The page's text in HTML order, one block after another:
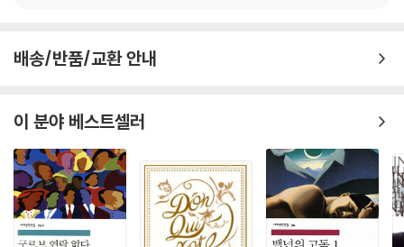
이모 에밀리아, 집안일을 도맡은 안토니아, 아이들을 건사하며 우스꽝스
럽게 ‘치노(Chino)’라 불리는 안토니아의 아들 라우로가 산다. 보르하는
사촌이자 마티아의 그림자 같은 존재로, 교묘한 장난과 조롱으로 섬의 권
력 언어를 ‘연습’한다. 소작인의 아들 마누엘은 가난과 오해의 상징 같으며,
그 존재 자체로 아이들의 세계 질서를 어긋나게 한다. 작품은 여름 방학처
럼 보이는 몇 주 동안, 섬의 끝과 마을의 광장, 큰집의 식탁과 방, 바닷가와
배송/반품/교환 안내
이 분야 베스트셀러